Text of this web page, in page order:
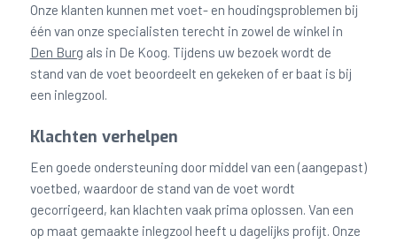
Onze klanten kunnen met voet- en houdingsproblemen bij
één van onze specialisten terecht in zowel de winkel in
Den Burg als in De Koog. Tijdens uw bezoek wordt de
stand van de voet beoordeelt en gekeken of er baat is bij
een inlegzool.
Klachten verhelpen
Een goede ondersteuning door middel van een (aangepast)
voetbed, waardoor de stand van de voet wordt
gecorrigeerd, kan klachten vaak prima oplossen. Van een
op maat gemaakte inlegzool heeft u dagelijks profijt. Onze